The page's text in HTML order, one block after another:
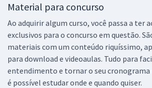
Material para concurso
Ao adquirir algum curso, você passa a ter
exclusivos para o concurso em questão.
materiais com um conteúdo riquíssimo,
para download e videoaulas. Tudo para
entendimento e tornar o seu cronograma
é possível estudar onde e quando quiser.